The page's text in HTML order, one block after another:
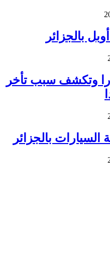
بالجزائر
وتكشف سبب تأخر
السيارات بالجزائر